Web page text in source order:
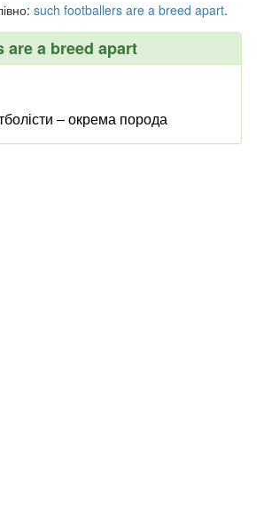
such footballers are a breed apart.
a breed apart
‒ окрема порода